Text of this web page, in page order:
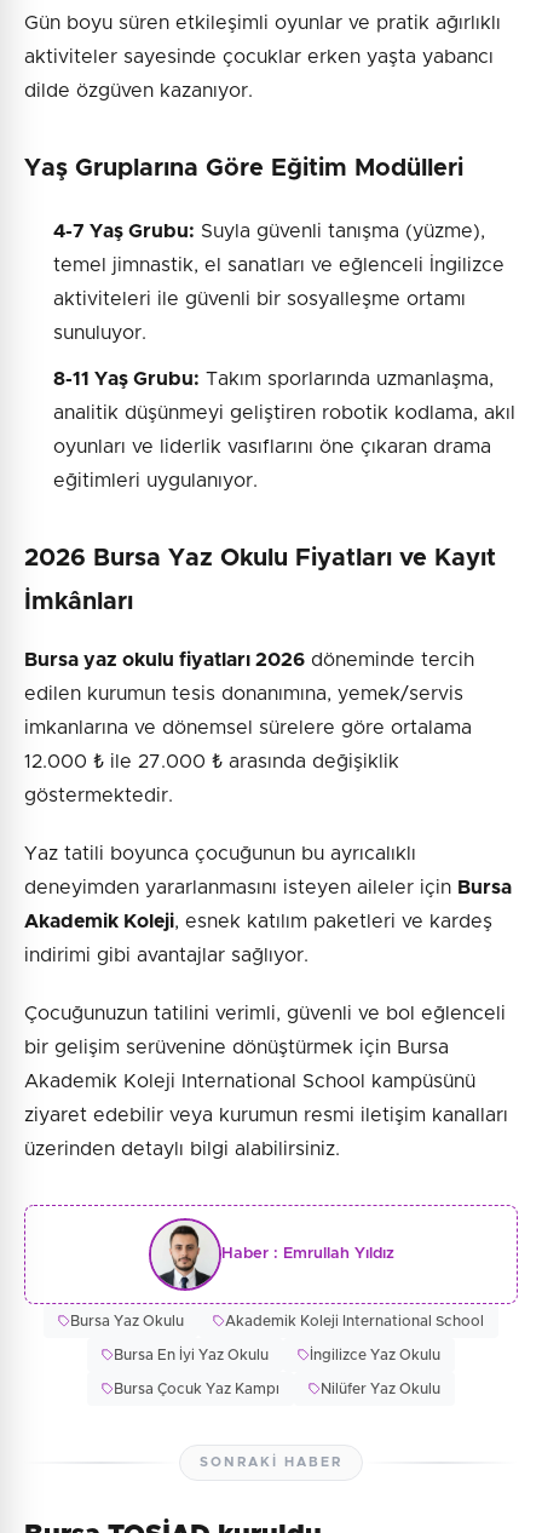
Gün boyu süren etkileşimli oyunlar ve pratik ağırlıklı
aktiviteler sayesinde çocuklar erken yaşta yabancı
dilde özgüven kazanıyor.
Yaş Gruplarına Göre Eğitim Modülleri
4-7 Yaş Grubu: Suyla güvenli tanışma (yüzme),
temel jimnastik, el sanatları ve eğlenceli İngilizce
aktiviteleri ile güvenli bir sosyalleşme ortamı
sunuluyor.
8-11 Yaş Grubu: Takım sporlarında uzmanlaşma,
analitik düşünmeyi geliştiren robotik kodlama, akıl
oyunları ve liderlik vasıflarını öne çıkaran drama
eğitimleri uygulanıyor.
2026 Bursa Yaz Okulu Fiyatları ve Kayıt
İmkânları
Bursa yaz okulu fiyatları 2026 döneminde tercih
edilen kurumun tesis donanımına, yemek/servis
imkanlarına ve dönemsel sürelere göre ortalama
12.000 ₺ ile 27.000 ₺ arasında değişiklik
göstermektedir.
Yaz tatili boyunca çocuğunun bu ayrıcalıklı
deneyimden yararlanmasını isteyen aileler için Bursa
Akademik Koleji, esnek katılım paketleri ve kardeş
indirimi gibi avantajlar sağlıyor.
Çocuğunuzun tatilini verimli, güvenli ve bol eğlenceli
bir gelişim serüvenine dönüştürmek için Bursa
Akademik Koleji International School kampüsünü
ziyaret edebilir veya kurumun resmi iletişim kanalları
üzerinden detaylı bilgi alabilirsiniz.
Haber : Emrullah Yıldız
Bursa Yaz Okulu Akademik Koleji International School
Bursa En İyi Yaz Okulu İngilizce Yaz Okulu
Bursa Çocuk Yaz Kampı Nilüfer Yaz Okulu
SONRAKI HABER